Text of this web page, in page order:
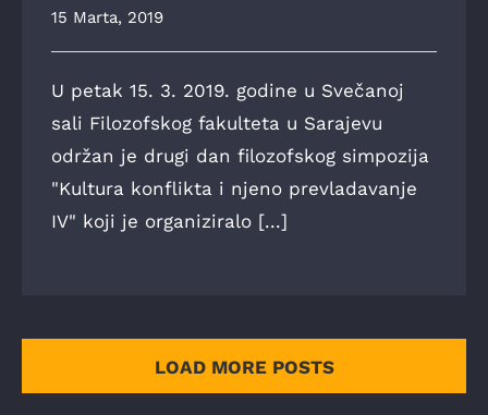
15 Marta, 2019
U petak 15. 3. 2019. godine u Svečanoj
sali Filozofskog fakulteta u Sarajevu
održan je drugi dan filozofskog simpozija
"Kultura konflikta i njeno prevladavanje
IV" koji je organiziralo [...]
LOAD MORE POSTS